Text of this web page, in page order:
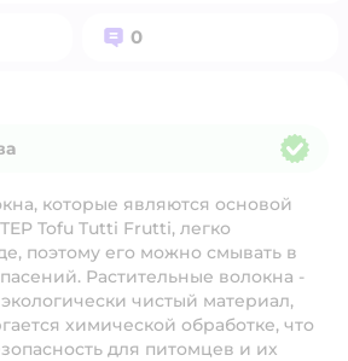
Вопросов:
0
которые являются основой
Tofu Tutti Frutti, легко
поэтому его можно смывать в
Растительные волокна -
чистый материал,
химической обработке, что
для питомцев и их